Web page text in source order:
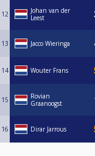
12
Johan van der
Leest
13 Jacco Wieringa
14 Wouter Frans
15
Rovian
Graanoogst
16 Dirar Jarrous